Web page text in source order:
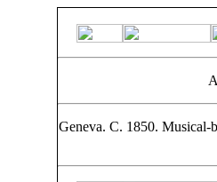
Geneva. C. 1850. Musical-